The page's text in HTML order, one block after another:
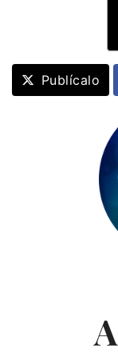
Publícalo